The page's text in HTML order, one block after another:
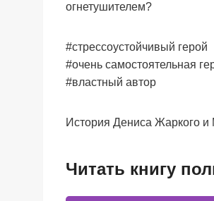
огнетушителем?
#стрессоустойчивый герой
#очень самостоятельная
#властный автор
История Дениса Жаркого
Читать книгу